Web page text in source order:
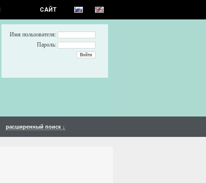
САЙТ
Имя пользователя:
Пароль:
расширенный поиск ↓